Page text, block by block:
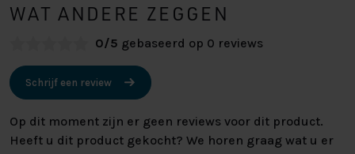
WAT ANDERE ZEGGEN
0/5 gebaseerd op 0 reviews
Schrijf een review
Op dit moment zijn er geen reviews voor dit product.
Heeft u dit product gekocht? We horen graag wat u er